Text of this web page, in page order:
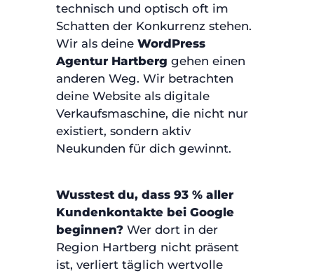
technisch und optisch oft im
Schatten der Konkurrenz stehen.
Wir als deine WordPress
Agentur Hartberg gehen einen
anderen Weg. Wir betrachten
deine Website als digitale
Verkaufsmaschine, die nicht nur
existiert, sondern aktiv
Neukunden für dich gewinnt.
Wusstest du, dass 93 % aller
Kundenkontakte bei Google
beginnen? Wer dort in der
Region Hartberg nicht präsent
ist, verliert täglich wertvolle